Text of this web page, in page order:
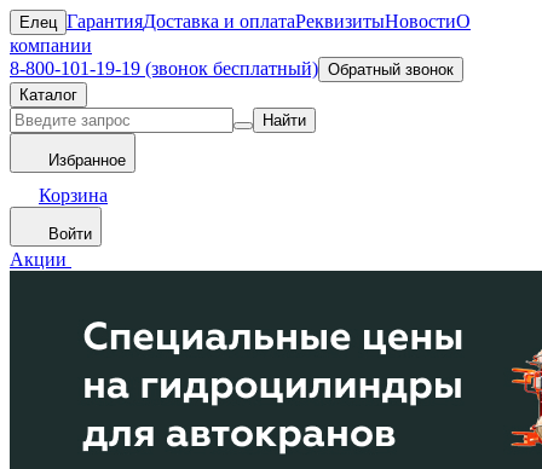
Елец ГарантияДоставка и оплатаРеквизитыНовостиО
компании
8-800-101-19-19 (звонок бесплатный) Обратный звонок
Каталог
Найти
Избранное
Корзина
Войти
Акции